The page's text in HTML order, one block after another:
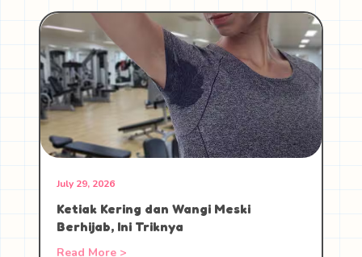
July 29, 2026
Ketiak Kering dan Wangi Meski
Berhijab, Ini Triknya
Read More >